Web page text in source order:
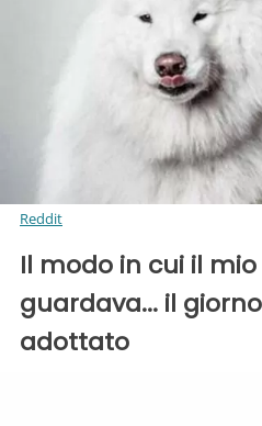
Reddit
Il modo in cui il
guardava... il
adottato